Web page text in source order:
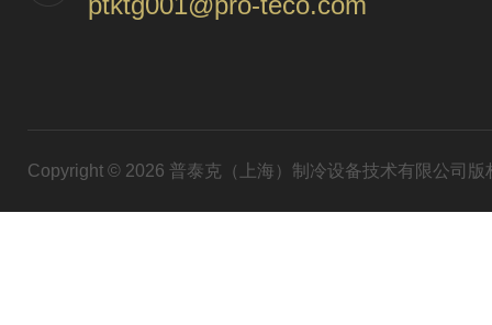
Copyright © 2026 普泰克（上海）制冷设备技术有限公司版